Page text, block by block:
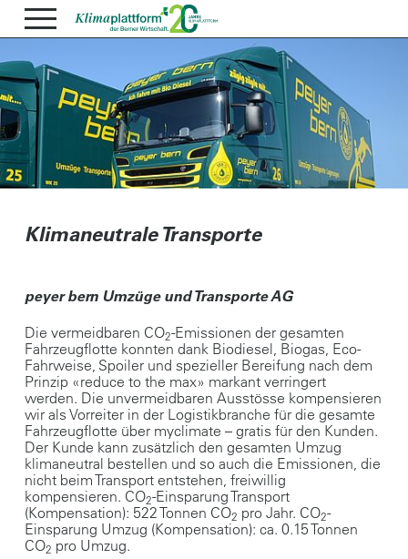
Klimaneutrale Transporte
peyer bern Umzüge und Transporte AG
Die vermeidbaren CO2-Emissionen der gesamten
Fahrzeugflotte konnten dank Biodiesel, Biogas, Eco-
Fahrweise, Spoiler und spezieller Bereifung nach dem
Prinzip «reduce to the max» markant verringert
werden. Die unvermeidbaren Ausstösse kompensieren
wir als Vorreiter in der Logistikbranche für die gesamte
Fahrzeugflotte über myclimate – gratis für den Kunden.
Der Kunde kann zusätzlich den gesamten Umzug
klimaneutral bestellen und so auch die Emissionen, die
nicht beim Transport entstehen, freiwillig
kompensieren. CO2-Einsparung Transport
(Kompensation): 522 Tonnen CO2 pro Jahr. CO2-
Einsparung Umzug (Kompensation): ca. 0.15 Tonnen
CO2 pro Umzug.